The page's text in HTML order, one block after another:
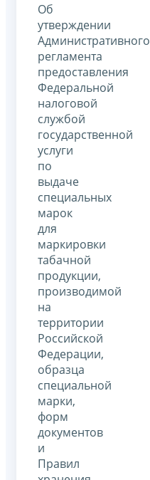
Об
утверждении
Административного
регламента
предоставления
Федеральной
налоговой
службой
государственной
услуги
по
выдаче
специальных
марок
для
маркировки
табачной
продукции,
производимой
на
территории
Российской
Федерации,
образца
специальной
марки,
форм
документов
и
Правил